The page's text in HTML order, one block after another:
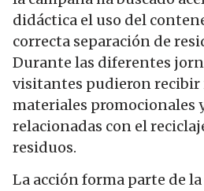
didáctica el uso del
correcta separación de
Durante las diferentes
visitantes pudieron
materiales promocionales
relacionadas con el
residuos.
La acción forma parte de